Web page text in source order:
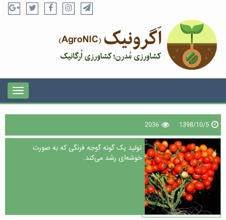
1398/10/5
2036
تولید یک گونه گوجه‌ فرنگی که به صورت
خوشه‌ای رشد می‌کند.